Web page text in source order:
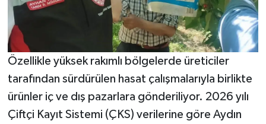
Özellikle yüksek rakımlı bölgelerde üreticiler
tarafından sürdürülen hasat çalışmalarıyla birlikte
ürünler iç ve dış pazarlara gönderiliyor. 2026 yılı
Çiftçi Kayıt Sistemi (ÇKS) verilerine göre Aydın